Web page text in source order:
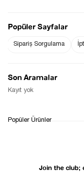
Notify Me When
RETURN AND EXCHANGE
Join the club;
Popüler Sayfalar
Sipariş Sorgulama
Son Aramalar
Kayıt yok
Popüler Ürünler